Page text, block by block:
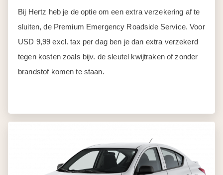
Bij Hertz heb je de optie om een extra verzekering af te
sluiten, de Premium Emergency Roadside Service. Voor
USD 9,99 excl. tax per dag ben je dan extra verzekerd
tegen kosten zoals bijv. de sleutel kwijtraken of zonder
brandstof komen te staan.